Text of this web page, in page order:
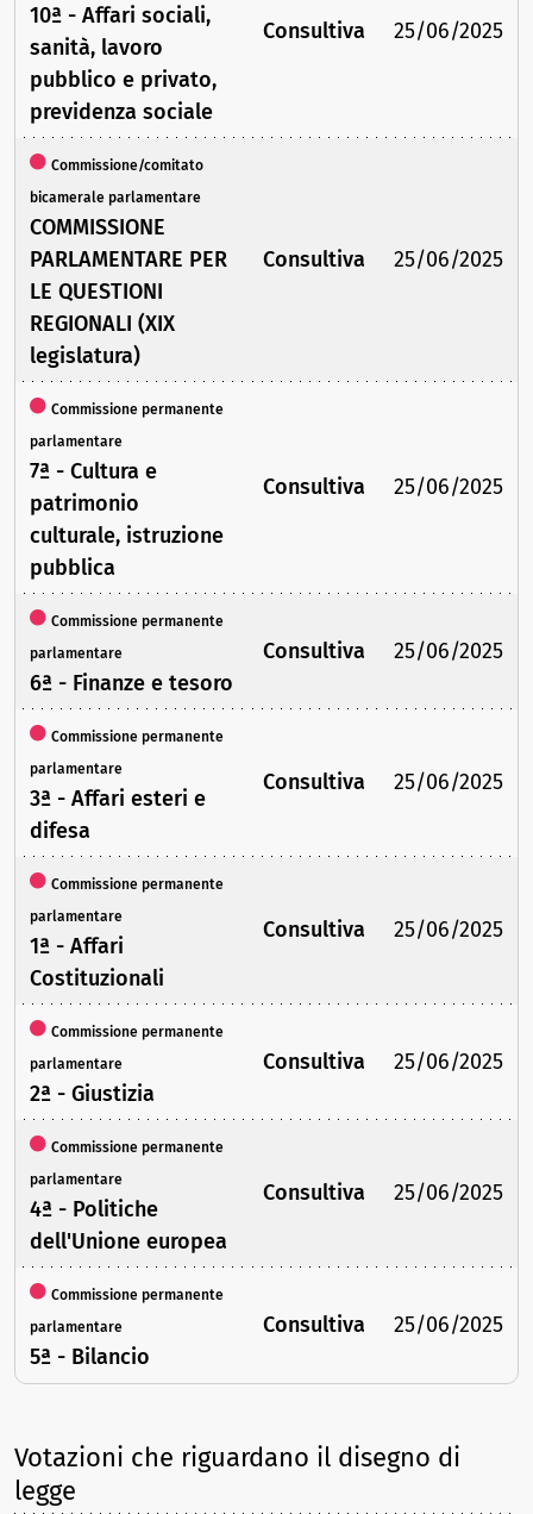
10ª - Affari sociali,
sanità, lavoro
pubblico e privato,
previdenza sociale
Consultiva 25/06/2025
Commissione/comitato
bicamerale parlamentare
COMMISSIONE
PARLAMENTARE PER
LE QUESTIONI
REGIONALI (XIX
legislatura)
Consultiva 25/06/2025
Commissione permanente
parlamentare
7ª - Cultura e
patrimonio
culturale, istruzione
pubblica
Consultiva 25/06/2025
Commissione permanente
parlamentare
6ª - Finanze e tesoro
Consultiva 25/06/2025
Commissione permanente
parlamentare
3ª - Affari esteri e
difesa
Consultiva 25/06/2025
Commissione permanente
parlamentare
1ª - Affari
Costituzionali
Consultiva 25/06/2025
Commissione permanente
parlamentare
2ª - Giustizia
Consultiva 25/06/2025
Commissione permanente
parlamentare
4ª - Politiche
dell'Unione europea
Consultiva 25/06/2025
Commissione permanente
parlamentare
5ª - Bilancio
Consultiva 25/06/2025
Votazioni che riguardano il disegno di
legge